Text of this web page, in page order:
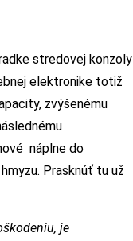
stredovej konzoly
elektronike totiž
zvýšenému
náplne do
Prasknúť tu už
je